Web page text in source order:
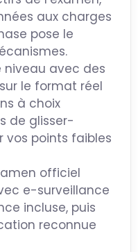
aux charges
pose le
niveau avec des
le format réel
à choix
de glisser-
vos points faibles
officiel
e-surveillance
incluse, puis
reconnue